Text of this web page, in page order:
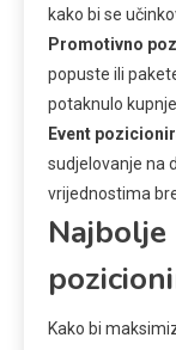
kako bi se
Promotivno
popuste ili
potaknulo
Event
sudjelovanje na
vrijednostima
Kako bi